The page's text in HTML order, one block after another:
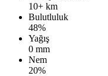
10+ km
Bulutluluk
48%
Yağış
0 mm
Nem
20%